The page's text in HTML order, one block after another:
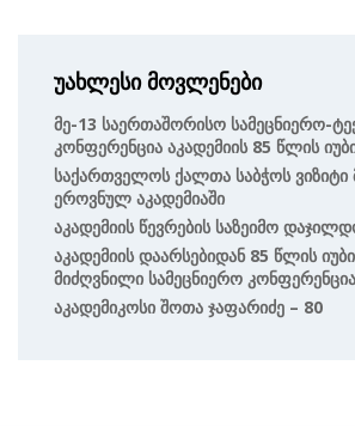
უახლესი მოვლენები
Მე-13 Საერთაშორისო Სამეცნიერო-
Კონფერენცია Აკადემიის 85 Წლის
Საქართველოს Ქალთა Საბჭოს Ვიზიტი
Ეროვნულ Აკადემიაში
Აკადემიის Წევრების Საზეიმო
Აკადემიის Დაარსებიდან 85 Წლის
Მიძღვნილი Სამეცნიერო Კონფერენცია
Აკადემიკოსი Შოთა Ჯაფარიძე – 80